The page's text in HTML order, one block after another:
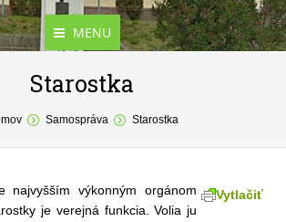
MENU
zverejňovanie
Starostka
Samospráva Starostka
Vytlačiť
najvyšším výkonným orgánom
je verejná funkcia. Volia ju